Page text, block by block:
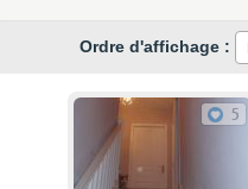
Ordre d'affichage :
5